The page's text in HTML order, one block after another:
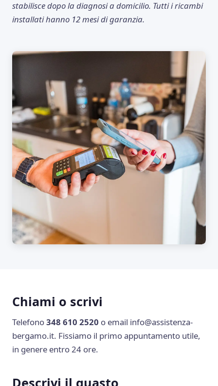
stabilisce dopo la diagnosi a domicilio. Tutti i ricambi
installati hanno 12 mesi di garanzia.
Chiami o scrivi
Telefono348 610 2520 o email info@assistenza-
bergamo.it. Fissiamo il primo appuntamento utile,
in genere entro 24 ore.
Descrivi il guasto